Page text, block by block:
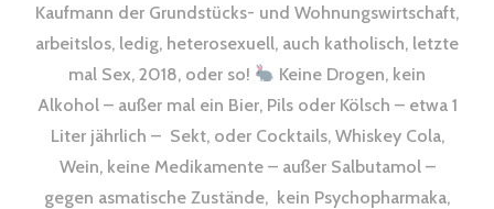
Kaufmann der Grundstücks- und Wohnungswirtschaft,
arbeitslos, ledig, heterosexuell, auch katholisch, letzte
mal Sex, 2018, oder so!
Keine Drogen, kein
Alkohol – außer mal ein Bier, Pils oder Kölsch – etwa 1
Liter jährlich – Sekt, oder Cocktails, Whiskey Cola,
Wein, keine Medikamente – außer Salbutamol –
gegen asmatische Zustände, kein Psychopharmaka,